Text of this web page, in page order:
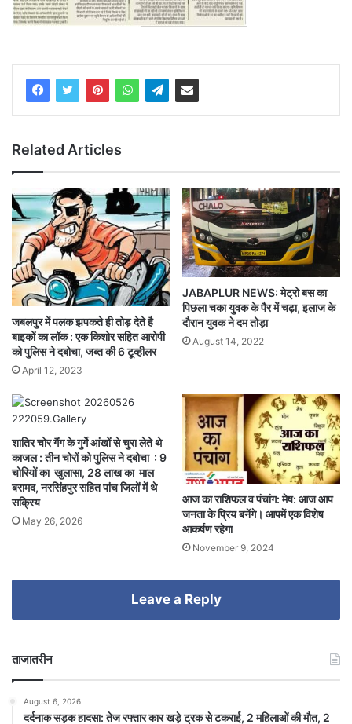
Related Articles
जबलपुर में पलक झपकते ही तोड़ देते है
बाइकों का लॉक : एक किशोर सहित आरोपी
को पुलिस ने दबोचा, जब्त की 6 टूव्हीलर
April 12, 2023
JABAPLUR NEWS: मेट्रो बस का
पिछला चका युवक के पैर में चढ़ा, इलाज के
दौरान युवक ने दम तोड़ा
August 14, 2022
शातिर चोर गैंग के गुर्गे आंखों से चुरा लेते थे
काजल : तीन चोरों को पुलिस ने दबोचा : 9
चोरियों का खुलासा, 28 लाख का माल
बरामद, नरसिंहपुर सहित पांच जिलों में थे
सक्रिय
May 26, 2026
आज का राशिफल व पंचांग: मेष: आज आप
जनता के प्रिय बनेंगे। आपमें एक विशेष
आकर्षण रहेगा
November 9, 2024
Leave a Reply
ताजातरीन
August 6, 2026
दर्दनाक सड़क हादसा: तेज रफ्तार कार खड़े ट्रक से टकराई, 2 महिलाओं की मौत, 2